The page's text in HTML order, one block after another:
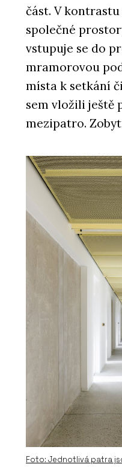
část. V
společné
vstupuje se do
mramorovou
místa k setkání
sem vložili ještě
mezipatro.
Foto: Jednotlivá patra